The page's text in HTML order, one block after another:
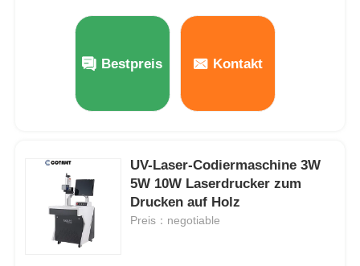
Fabrik Tour
Kontakt
Bestpreis Kontakt
UV-Laser-Codiermaschine 3W
5W 10W Laserdrucker zum
Drucken auf Holz
Preis：negotiable